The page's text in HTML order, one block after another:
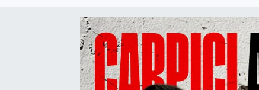
Gökçebey
Haber Arşivi